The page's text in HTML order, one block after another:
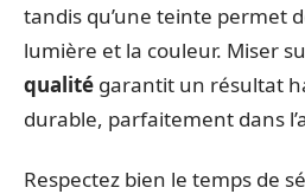
tandis qu’une teinte permet
lumière et la couleur. Miser
qualité garantit un résultat
durable, parfaitement dans
Respectez bien le temps de